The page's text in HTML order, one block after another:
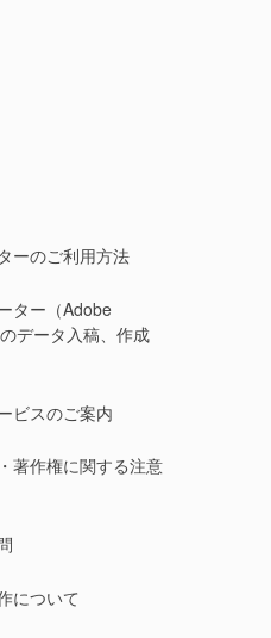
ーのご利用方法
ター（Adobe
データ入稿、作成
ビスのご案内
著作権に関する注意
について